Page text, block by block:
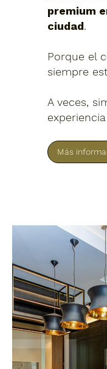
premium
ciudad.
Porque el
siempre
A veces,
Más